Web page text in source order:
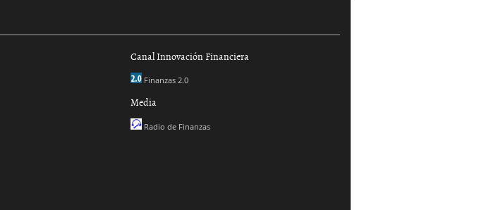
Canal Innovación Financiera
Finanzas 2.0
Media
Radio de Finanzas